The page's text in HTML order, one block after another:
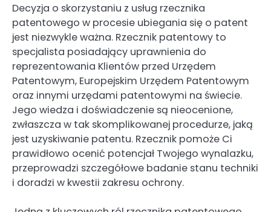
Decyzja o skorzystaniu z usług rzecznika
patentowego w procesie ubiegania się o patent
jest niezwykle ważna. Rzecznik patentowy to
specjalista posiadający uprawnienia do
reprezentowania Klientów przed Urzędem
Patentowym, Europejskim Urzędem Patentowym
oraz innymi urzędami patentowymi na świecie.
Jego wiedza i doświadczenie są nieocenione,
zwłaszcza w tak skomplikowanej procedurze, jaką
jest uzyskiwanie patentu. Rzecznik pomoże Ci
prawidłowo ocenić potencjał Twojego wynalazku,
przeprowadzi szczegółowe badanie stanu techniki
i doradzi w kwestii zakresu ochrony.